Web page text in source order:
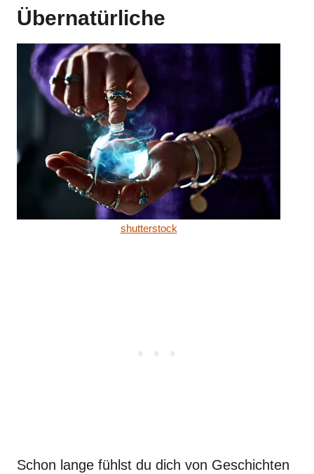
Übernatürliche
shutterstock
Schon lange fühlst du dich von Geschichten